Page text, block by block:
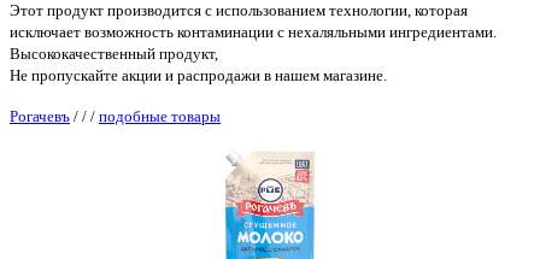
Этот продукт производится с использованием технологии, которая
исключает возможность контаминации с нехаляльными ингредиентами.
Высококачественный продукт,
Не пропускайте акции и распродажи в нашем магазине.
Рогачевъ / / / подобные товары